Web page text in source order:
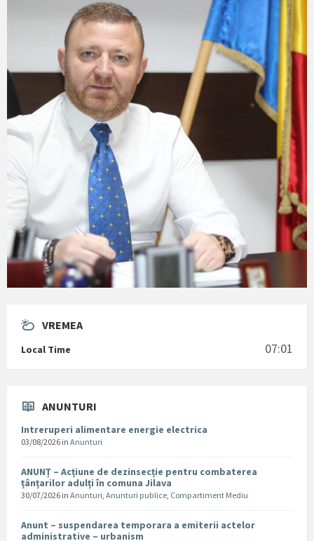
VREMEA
Local Time 07:01
ANUNTURI
Intreruperi alimentare energie electrica
03/08/2026 in Anunturi
ANUNȚ – Acțiune de dezinsecție pentru combaterea
țânțarilor adulți în comuna Jilava
30/07/2026 in Anunturi, Anunturi publice, Compartiment Mediu
Anunt – suspendarea temporara a emiterii actelor
administrative – urbanism